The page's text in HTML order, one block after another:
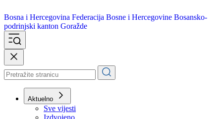
Bosna i Hercegovina
podrinjski kanton Goražde